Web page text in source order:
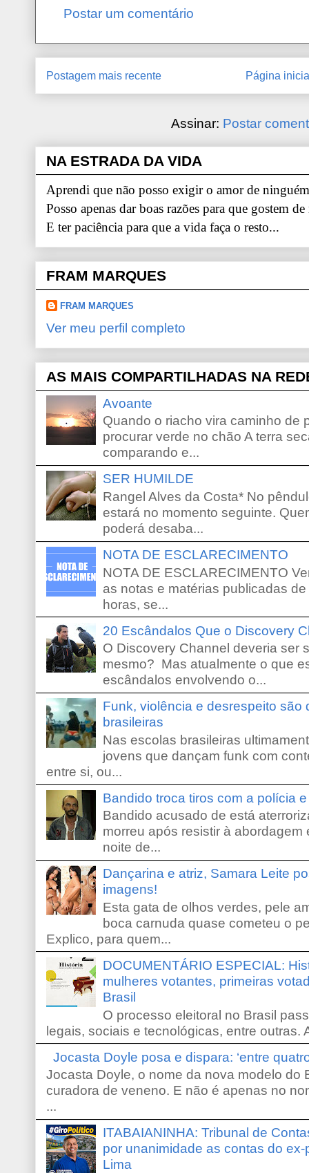
Postar um comentário
Postagem mais recente Página
Assinar: Postar
NA ESTRADA DA VIDA
Aprendi que não posso exigir o amor de
Posso apenas dar boas razões para que gostem
E ter paciência para que a vida faça o resto...
FRAM MARQUES
FRAM MARQUES
Ver meu perfil completo
AS MAIS COMPARTILHADAS NA
Avoante
Quando o riacho vira caminho de
procurar verde no chão A terra
comparando e...
SER HUMILDE
Rangel Alves da Costa* No
estará no momento seguinte.
poderá desaba...
NOTA DE ESCLARECIMENTO
NOTA DE ESCLARECIMENTO
as notas e matérias publicadas
horas, se...
20 Escândalos Que o Discovery
O Discovery Channel deveria ser
mesmo? Mas atualmente o que
escândalos envolvendo o...
Funk, violência e desrespeito são
brasileiras
Nas escolas brasileiras
jovens que dançam funk com
entre si, ou...
Bandido troca tiros com a polícia
Bandido acusado de está
morreu após resistir à
noite de...
Dançarina e atriz, Samara Leite
imagens!
Esta gata de olhos verdes, pele
boca carnuda quase cometeu o
Explico, para quem...
DOCUMENTÁRIO ESPECIAL:
mulheres votantes, primeiras
Brasil
O processo eleitoral no Brasil
legais, sociais e tecnológicas, entre outras.
Jocasta Doyle posa e dispara: ‘entre
Jocasta Doyle, o nome da nova modelo do
curadora de veneno. E não é apenas no
...
ITABAIANINHA: Tribunal de
por unanimidade as contas do
Lima